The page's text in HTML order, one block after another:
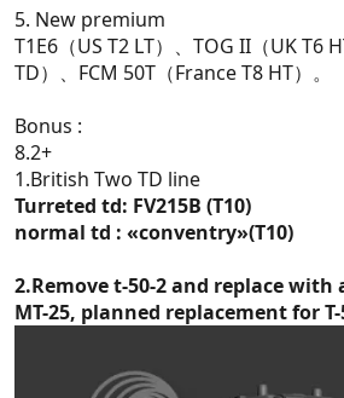
5. New premium
T1E6（US T2 LT）、TOG II（UK T6
TD）、FCM 50T（France T8 HT）。
Bonus :
8.2+
1.British Two TD line
Turreted td: FV215B (T10)
normal td : «conventry»(T10)
2.Remove t-50-2 and replace
MT-25, planned replacement for T-